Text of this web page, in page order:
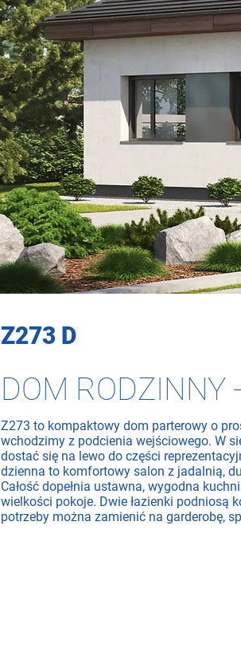
Z273 D
DOM RODZINNY
Z273 to kompaktowy dom parterowy o
wchodzimy z podcienia wejściowego. W
dostać się na lewo do części
dzienna to komfortowy salon z jadalnią,
Całość dopełnia ustawna, wygodna
wielkości pokoje. Dwie łazienki podniosą
potrzeby można zamienić na garderobę,